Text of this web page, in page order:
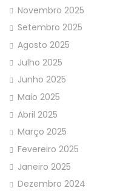
Novembro 2025
Setembro 2025
Agosto 2025
Julho 2025
Junho 2025
Maio 2025
Abril 2025
Março 2025
Fevereiro 2025
Janeiro 2025
Dezembro 2024